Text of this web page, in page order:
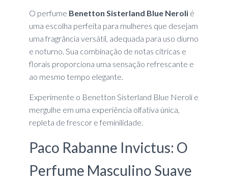
O perfume Benetton Sisterland Blue Nerolié
uma escolha perfeita para mulheres que desejam
uma fragrância versátil, adequada para uso diurno
e noturno. Sua combinação de notas cítricas e
florais proporciona uma sensação refrescante e
ao mesmo tempo elegante.
Experimente o Benetton Sisterland Blue Neroli e
mergulhe em uma experiência olfativa única,
repleta de frescor e feminilidade.
Paco Rabanne Invictus: O
Perfume Masculino Suave